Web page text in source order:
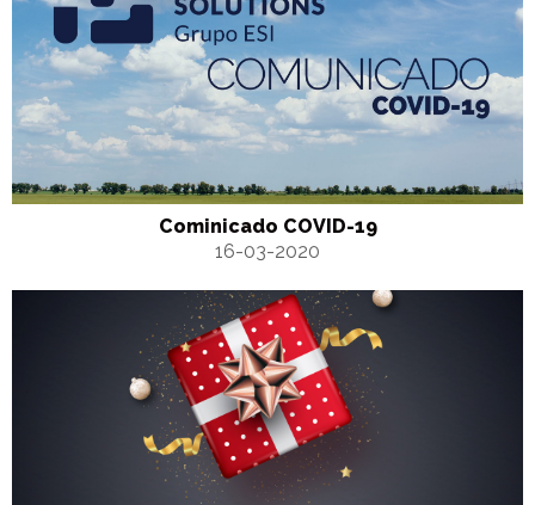
Cominicado COVID-19
16-03-2020